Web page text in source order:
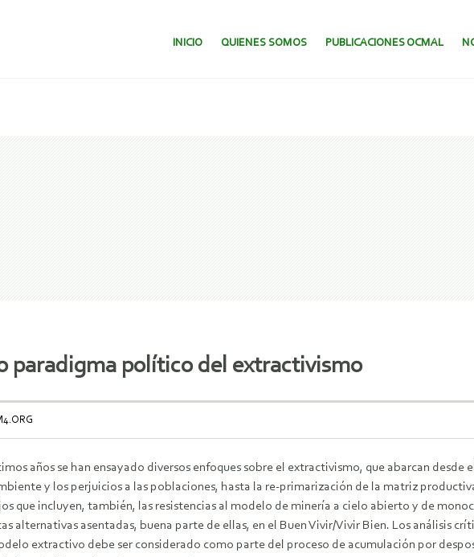
SALTAR AL CONTENIDO.
INICIO QUIENES SOMOS PUBLICACIONES OCMAL
paradigma político del extractivismo
años se han ensayado diversos enfoques sobre el extractivismo, que abarcan desde
y los perjuicios a las poblaciones, hasta la re-primarización de la matriz
que incluyen, también, las resistencias al modelo de minería a cielo abierto y de
alternativas asentadas, buena parte de ellas, en el Buen Vivir/Vivir Bien. Los análisis
extractivo debe ser considerado como parte del proceso de acumulación por